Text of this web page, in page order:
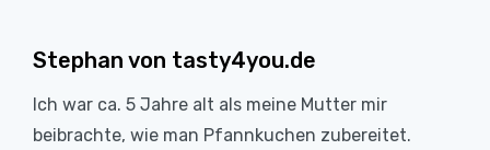
Stephan von tasty4you.de
Ich war ca. 5 Jahre alt als meine Mutter mir
beibrachte, wie man Pfannkuchen zubereitet.